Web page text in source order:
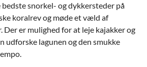
bedste snorkel- og dykkersteder på
koralrev og møde et væld af
Der er mulighed for at leje kajakker og
udforske lagunen og den smukke